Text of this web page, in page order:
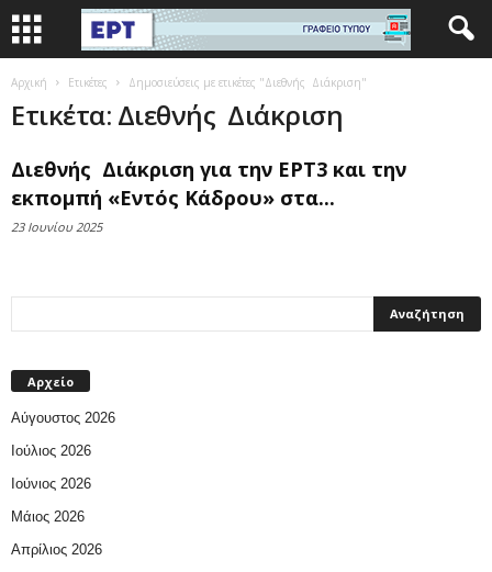
Αρχική Ετικέτες Δημοσιεύσεις με ετικέτες "Διεθνής Διάκριση"
Ετικέτα: Διεθνής Διάκριση
Διεθνής Διάκριση για την ΕΡΤ3 και την
εκπομπή «Εντός Κάδρου» στα...
23 Ιουνίου 2025
Αρχείο
Αύγουστος 2026
Ιούλιος 2026
Ιούνιος 2026
Μάιος 2026
Απρίλιος 2026